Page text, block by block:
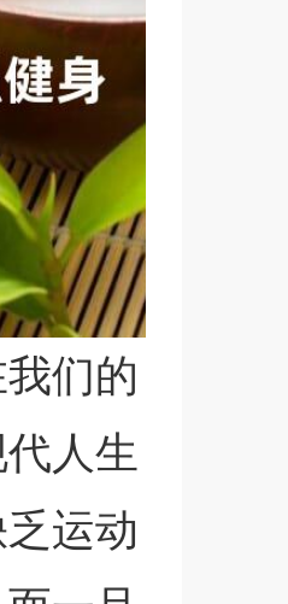
们的
人生
运动